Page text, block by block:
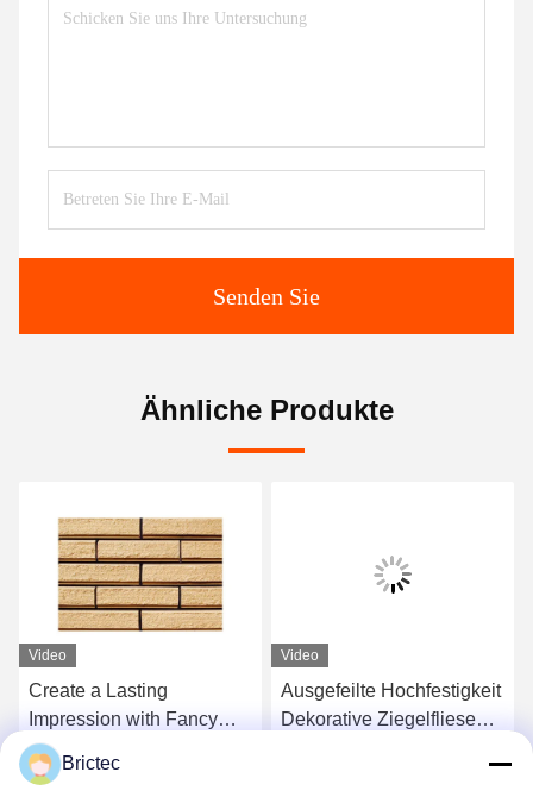
Senden Sie
Ähnliche Produkte
Video
Create a Lasting
Impression with Fancy
Brick Ceramics Server
Openresty
Video
Ausgefeilte Hochfestigkeit
Dekorative Ziegelfliesen
Brictec